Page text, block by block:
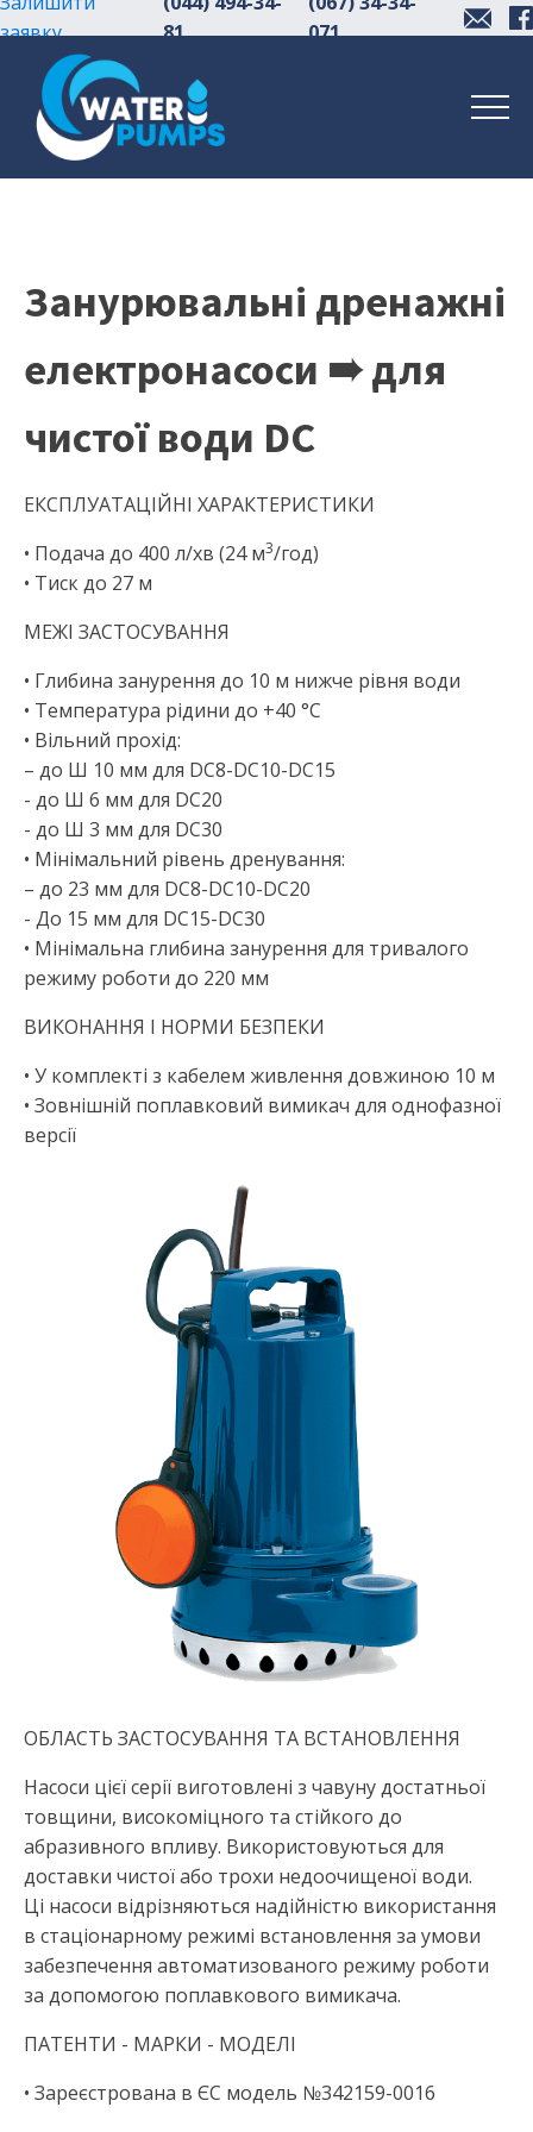
заявку
81
071
Занурювальні дренажні
електронасоси ➠ для
чистої води DC
ЕКСПЛУАТАЦІЙНІ ХАРАКТЕРИСТИКИ
• Подача до 400 л/хв (24 м3/год)
• Тиск до 27 м
МЕЖІ ЗАСТОСУВАННЯ
• Глибина занурення до 10 м нижче рівня води
• Температура рідини до +40 °C
• Вільний прохід:
– до Ш 10 мм для DC8-DC10-DC15
- до Ш 6 мм для DC20
- до Ш 3 мм для DC30
• Мінімальний рівень дренування:
– до 23 мм для DC8-DC10-DC20
- До 15 мм для DC15-DC30
• Мінімальна глибина занурення для тривалого
режиму роботи до 220 мм
ВИКОНАННЯ І НОРМИ БЕЗПЕКИ
• У комплекті з кабелем живлення довжиною 10 м
• Зовнішній поплавковий вимикач для однофазної
версії
ОБЛАСТЬ ЗАСТОСУВАННЯ ТА ВСТАНОВЛЕННЯ
Насоси цієї серії виготовлені з чавуну достатньої
товщини, високоміцного та стійкого до
абразивного впливу. Використовуються для
доставки чистої або трохи недоочищеної води.
Ці насоси відрізняються надійністю використання
в стаціонарному режимі встановлення за умови
забезпечення автоматизованого режиму роботи
за допомогою поплавкового вимикача.
ПАТЕНТИ - МАРКИ - МОДЕЛІ
• Зареєстрована в ЄС модель №342159-0016